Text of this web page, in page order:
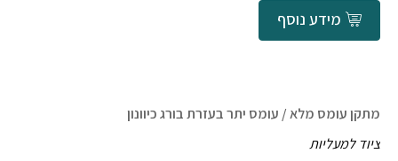
מידע נוסף
מתקן עומס מלא / עומס יתר בעזרת בורג כיוונון
ציוד למעליות